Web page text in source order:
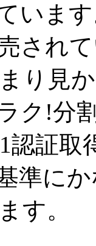
いま
され
り見
ク!分
認証
準に
す。